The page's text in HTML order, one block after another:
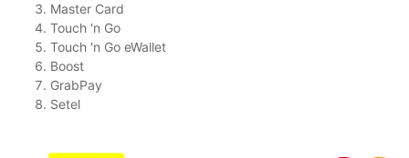
Master Card
Touch 'n Go
Touch 'n Go eWallet
Boost
GrabPay
Setel